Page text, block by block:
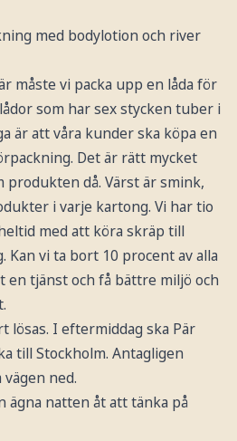
med bodylotion och river
måste vi packa upp en låda för
som har sex stycken tuber i
är att våra kunder ska köpa en
Det är rätt mycket
då. Värst är smink,
i varje kartong. Vi har tio
med att köra skräp till
Kan vi ta bort 10 procent av alla
en tjänst och få bättre miljö och
lösas. I eftermiddag ska Pär
till Stockholm. Antagligen
ned.
ägna natten åt att tänka på